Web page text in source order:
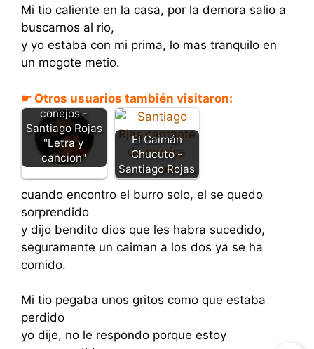
Mi tio caliente en la casa, por la demora salio a
buscarnos al rio,
y yo estaba con mi prima, lo mas tranquilo en
un mogote metio.
☛ Otros usuarios también visitaron:
El cazador de
conejos -
Santiago Rojas
"Letra y
cancion"
El Caimán
Chucuto -
Santiago Rojas
cuando encontro el burro solo, el se quedo
sorprendido
y dijo bendito dios que les habra sucedido,
seguramente un caiman a los dos ya se ha
comido.
Mi tio pegaba unos gritos como que estaba
perdido
yo dije, no le respondo porque estoy